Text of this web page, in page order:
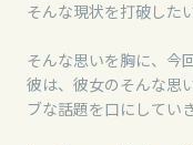
そんな現状を打破した
そんな思いを胸に、今
彼は、彼女のそんな思
ブな話題を口にしてい